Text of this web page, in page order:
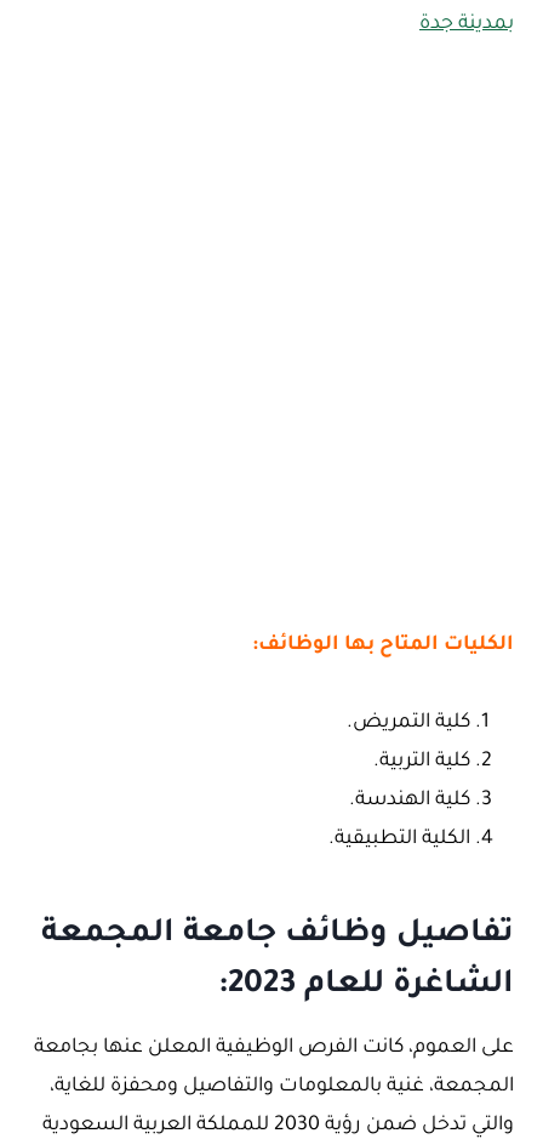
بمدينة جدة
الكليات المتاح بها الوظائف:
كلية التمريض.
كلية التربية.
كلية الهندسة.
الكلية التطبيقية.
تفاصيل وظائف جامعة المجمعة
الشاغرة للعام 2023:
على العموم، كانت الفرص الوظيفية المعلن عنها بجامعة
المجمعة، غنية بالمعلومات والتفاصيل ومحفزة للغاية،
والتي تدخل ضمن رؤية 2030 للمملكة العربية السعودية